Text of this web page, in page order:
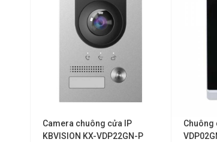
Camera chuông cửa IP
KBVISION KX-VDP22GN-P
Chuông